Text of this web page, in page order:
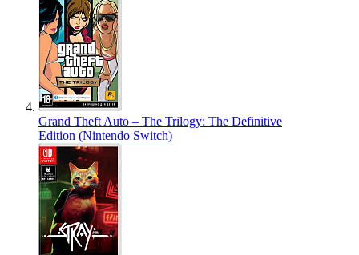
Grand Theft Auto – The Trilogy: The Definitive
Edition (Nintendo Switch)